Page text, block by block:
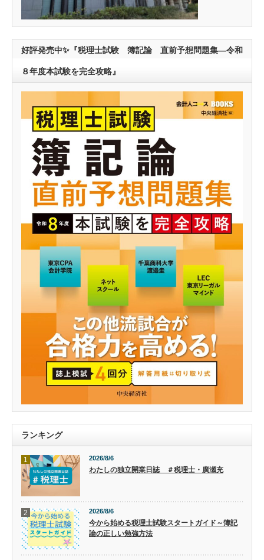
好評発売中✨『税理士試験 簿記論 直前予想問題集―令和
８年度本試験を完全攻略』
ランキング
1 2026/8/6
わたしの独立開業日誌 ＃税理士・廣瀬充
2 2026/8/6
今から始める税理士試験スタートガイド～簿記
論の正しい勉強方法